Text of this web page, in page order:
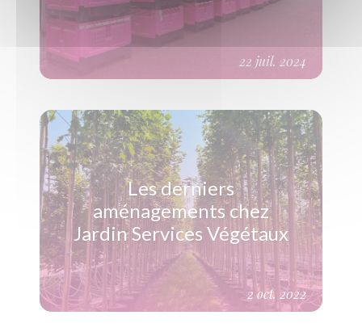
22 juil. 2024
Les derniers
aménagements chez
Jardin Services Végétaux
2 oct. 2022